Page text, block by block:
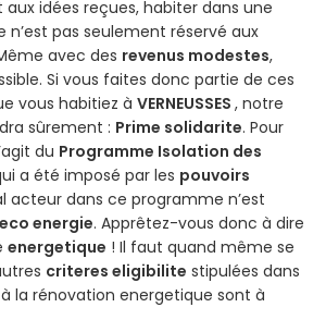
idées reçues, habiter dans une
pas seulement réservé aux
avec des revenus modestes,
Si vous faites donc partie de ces
vous habitiez à VERNEUSSES , notre
sûrement : Prime solidarite. Pour
du Programme Isolation des
a été imposé par les pouvoirs
acteur dans ce programme n’est
energie. Apprêtez-vous donc à dire
energetique ! Il faut quand même se
criteres eligibilite stipulées dans
la rénovation energetique sont à